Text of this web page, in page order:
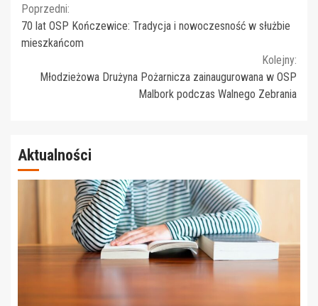
Continue
Reading
Poprzedni:
70 lat OSP Kończewice: Tradycja i nowoczesność w służbie
mieszkańcom
Kolejny:
Młodzieżowa Drużyna Pożarnicza zainaugurowana w OSP
Malbork podczas Walnego Zebrania
Aktualności